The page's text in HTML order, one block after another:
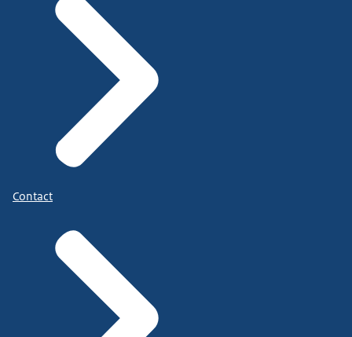
Contact